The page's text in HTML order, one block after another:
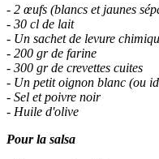
- 2 œufs (blancs et jaunes
- 30 cl de lait
- Un sachet de levure
- 200 gr de farine
- 300 gr de crevettes cuites
- Un petit oignon blanc (ou
- Sel et poivre noir
- Huile d'olive
Pour la salsa